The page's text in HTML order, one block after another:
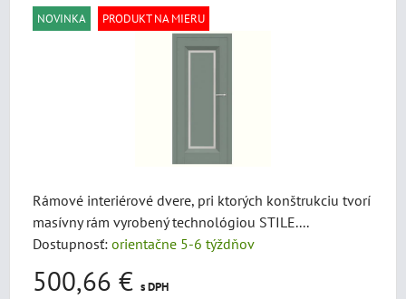
NOVINKA PRODUKT NA MIERU
Rámové interiérové dvere, pri ktorých konštrukciu tvorí
masívny rám vyrobený technológiou STILE....
Dostupnosť: orientačne 5-6 týždňov
500,66 € s DPH